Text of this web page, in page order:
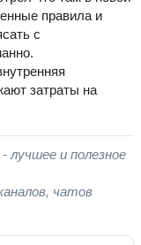
правила и
с
затраты на
лучшее и полезное
чатов